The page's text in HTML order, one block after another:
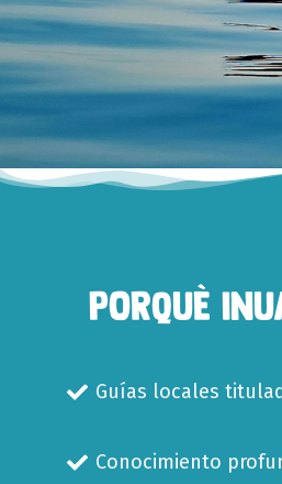
PORQUÈ
Guías locales
Conocimiento